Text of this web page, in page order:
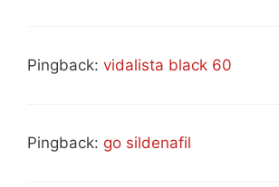
Pingback: vidalista black 60
Pingback: go sildenafil